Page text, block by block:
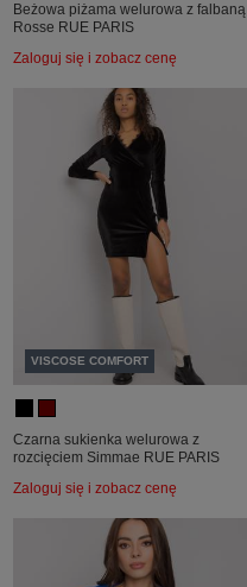
Beżowa piżama welurowa z falbaną
Rosse RUE PARIS
Zaloguj się i zobacz cenę
VISCOSE COMFORT
Czarna sukienka welurowa z
rozcięciem Simmae RUE PARIS
Zaloguj się i zobacz cenę